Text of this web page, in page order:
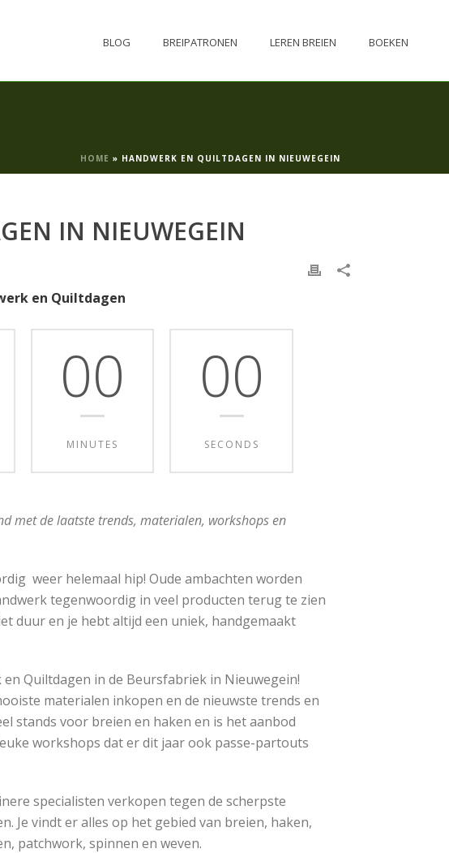
BLOG BREIPATRONEN LEREN BREIEN BOEKEN
HOME » HANDWERK EN QUILTDAGEN IN NIEUWEGEIN
IN NIEUWEGEIN
en Quiltdagen
00
MINUTES
00
SECONDS
met de laatste trends, materialen, workshops en
weer helemaal hip! Oude ambachten worden
tegenwoordig in veel producten terug te zien
duur en je hebt altijd een uniek, handgemaakt
Quiltdagen in de Beursfabriek in Nieuwegein!
materialen inkopen en de nieuwste trends en
stands voor breien en haken en is het aanbod
workshops dat er dit jaar ook passe-partouts
specialisten verkopen tegen de scherpste
Je vindt er alles op het gebied van breien, haken,
patchwork, spinnen en weven.